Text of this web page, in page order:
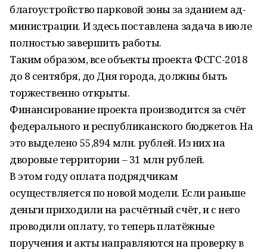
благоустройство парковой зоны за зданием ад-
министрации. И здесь поставлена задача в июле
полностью завершить работы.
Таким образом, все объекты проекта ФСГС-2018
до 8 сентября, до Дня города, должны быть
торжественно открыты.
Финансирование проекта производится за счёт
федерального и республиканского бюджетов. На
это выделено 55,894 млн. рублей. Из них на
дворовые территории – 31 млн рублей.
В этом году оплата подрядчикам
осуществляется по новой модели. Если раньше
деньги приходили на расчётный счёт, и с него
проводили оплату, то теперь платёжные
поручения и акты направляются на проверку в